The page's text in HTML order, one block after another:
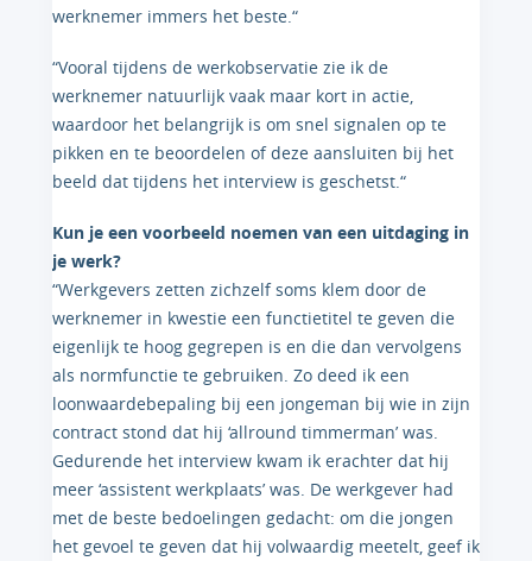
werknemer immers het beste.“
“Vooral tijdens de werkobservatie zie ik de
werknemer natuurlijk vaak maar kort in actie,
waardoor het belangrijk is om snel signalen op te
pikken en te beoordelen of deze aansluiten bij het
beeld dat tijdens het interview is geschetst.“
Kun je een voorbeeld noemen van een uitdaging in
je werk?
“Werkgevers zetten zichzelf soms klem door de
werknemer in kwestie een functietitel te geven die
eigenlijk te hoog gegrepen is en die dan vervolgens
als normfunctie te gebruiken. Zo deed ik een
loonwaardebepaling bij een jongeman bij wie in zijn
contract stond dat hij ‘allround timmerman’ was.
Gedurende het interview kwam ik erachter dat hij
meer ‘assistent werkplaats’ was. De werkgever had
met de beste bedoelingen gedacht: om die jongen
het gevoel te geven dat hij volwaardig meetelt, geef ik